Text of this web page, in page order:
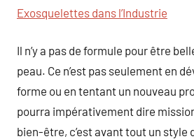
Exosquelettes dans l’Industrie
Il n’y a pas de formule pour être
peau. Ce n’est pas seulement en
forme ou en tentant un nouveau
pourra impérativement dire
bien-être, c’est avant tout un style